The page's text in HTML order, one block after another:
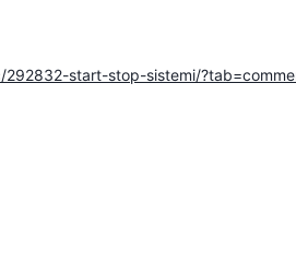
start-stop-sistemi/